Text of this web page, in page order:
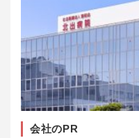
会社のPR